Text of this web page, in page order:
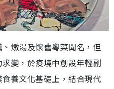
燉湯及懷舊粵菜聞名，但
變，於疫境中創設年輕副
養文化基礎上，結合現代